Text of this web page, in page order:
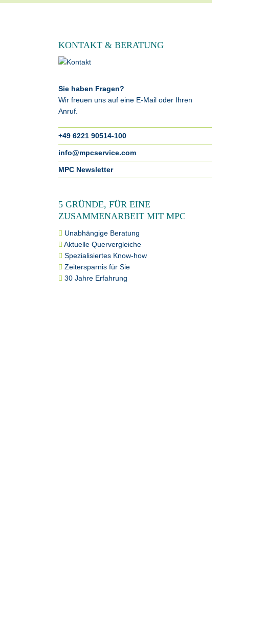
KONTAKT & BERATUNG
Sie haben Fragen?
Wir freuen uns auf eine E-Mail oder Ihren
Anruf.
+49 6221 90514-100
info@mpcservice.com
MPC Newsletter
5 GRÜNDE, FÜR EINE
ZUSAMMENARBEIT MIT MPC
Unabhängige Beratung
Aktuelle Quervergleiche
Spezialisiertes Know-how
Zeitersparnis für Sie
30 Jahre Erfahrung